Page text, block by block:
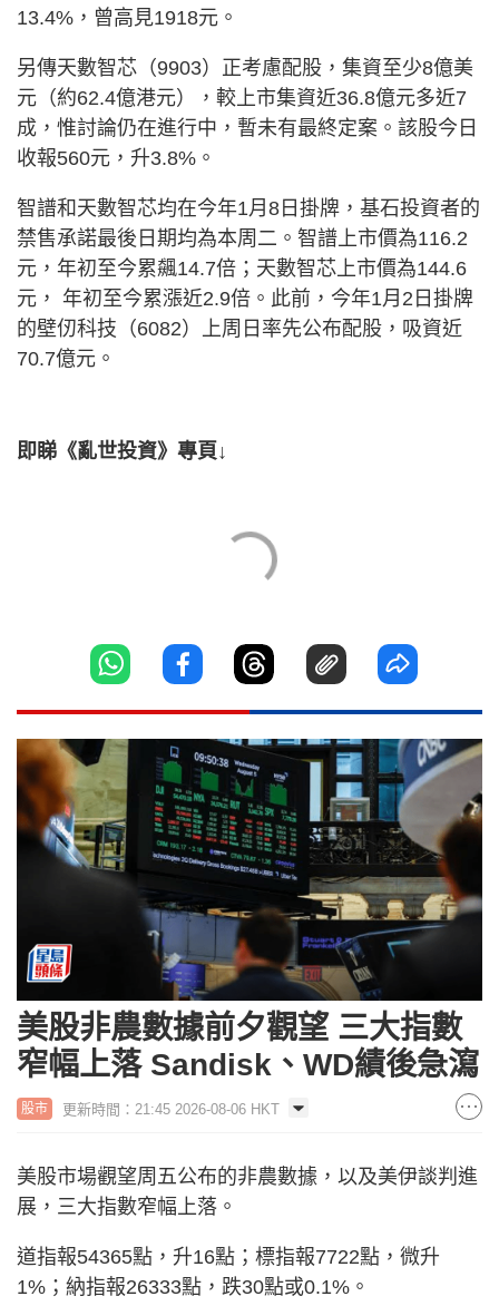
13.4%，曾高見1918元。
另傳天數智芯（9903）正考慮配股，集資至少8億美
元（約62.4億港元），較上市集資近36.8億元多近7
成，惟討論仍在進行中，暫未有最終定案。該股今日
收報560元，升3.8%。
智譜和天數智芯均在今年1月8日掛牌，基石投資者的
禁售承諾最後日期均為本周二。智譜上市價為116.2
元，年初至今累飆14.7倍；天數智芯上市價為144.6
元， 年初至今累漲近2.9倍。此前，今年1月2日掛牌
的壁仞科技（6082）上周日率先公布配股，吸資近
70.7億元。
即睇《亂世投資》專頁↓
美股非農數據前夕觀望 三大指數
窄幅上落 Sandisk、WD績後急瀉
股市 更新時間：21:45 2026-08-06 HKT
美股市場觀望周五公布的非農數據，以及美伊談判進
展，三大指數窄幅上落。
道指報54365點，升16點；標指報7722點，微升
1%；納指報26333點，跌30點或0.1%。